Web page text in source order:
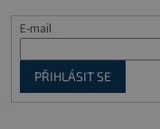
E-mail
PŘIHLÁSIT SE